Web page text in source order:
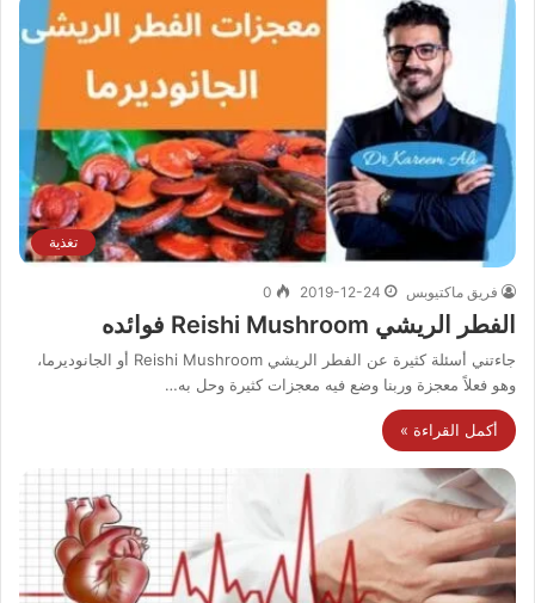
تغذية
فريق ماكتيوبس 2019-12-24
0
الفطر الريشي Reishi Mushroom فوائده
جاءتني أسئلة كثيرة عن الفطر الريشي Reishi Mushroom أو الجانوديرما،
وهو فعلاً معجزة وربنا وضع فيه معجزات كثيرة وحل به…
أكمل القراءة »